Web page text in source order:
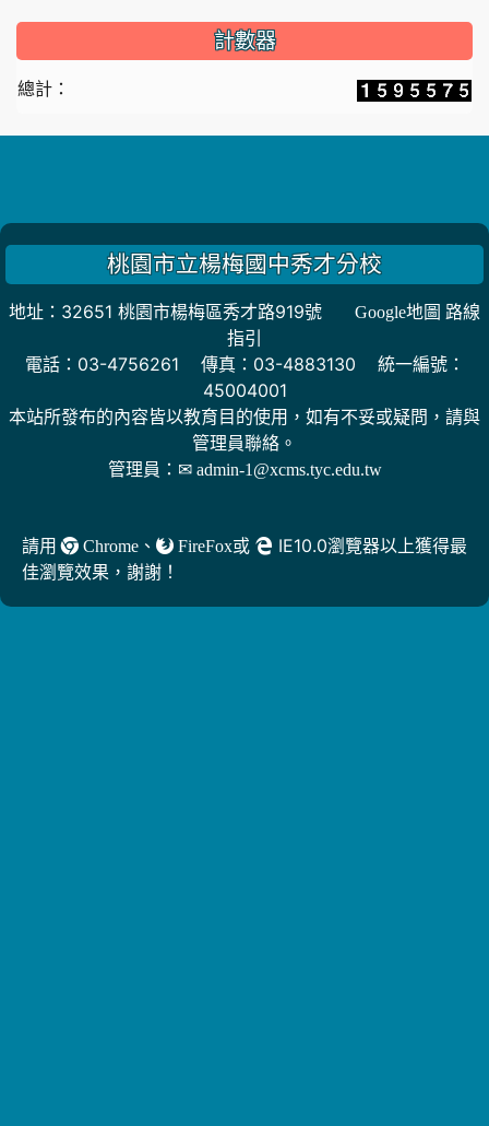
計數器
總計：
桃園市立楊梅國中秀才分校
地址：32651 桃園市楊梅區秀才路919號
Google地圖 路線
指引
電話：03-4756261 傳真：03-4883130 統一編號：
45004001
本站所發布的內容皆以教育目的使用，如有不妥或疑問，請與
管理員聯絡。
管理員： ✉ admin-1@xcms.tyc.edu.tw
請用 Chrome 、 FireFox或
IE10.0瀏覽器以上獲得最
佳瀏覽效果，謝謝！